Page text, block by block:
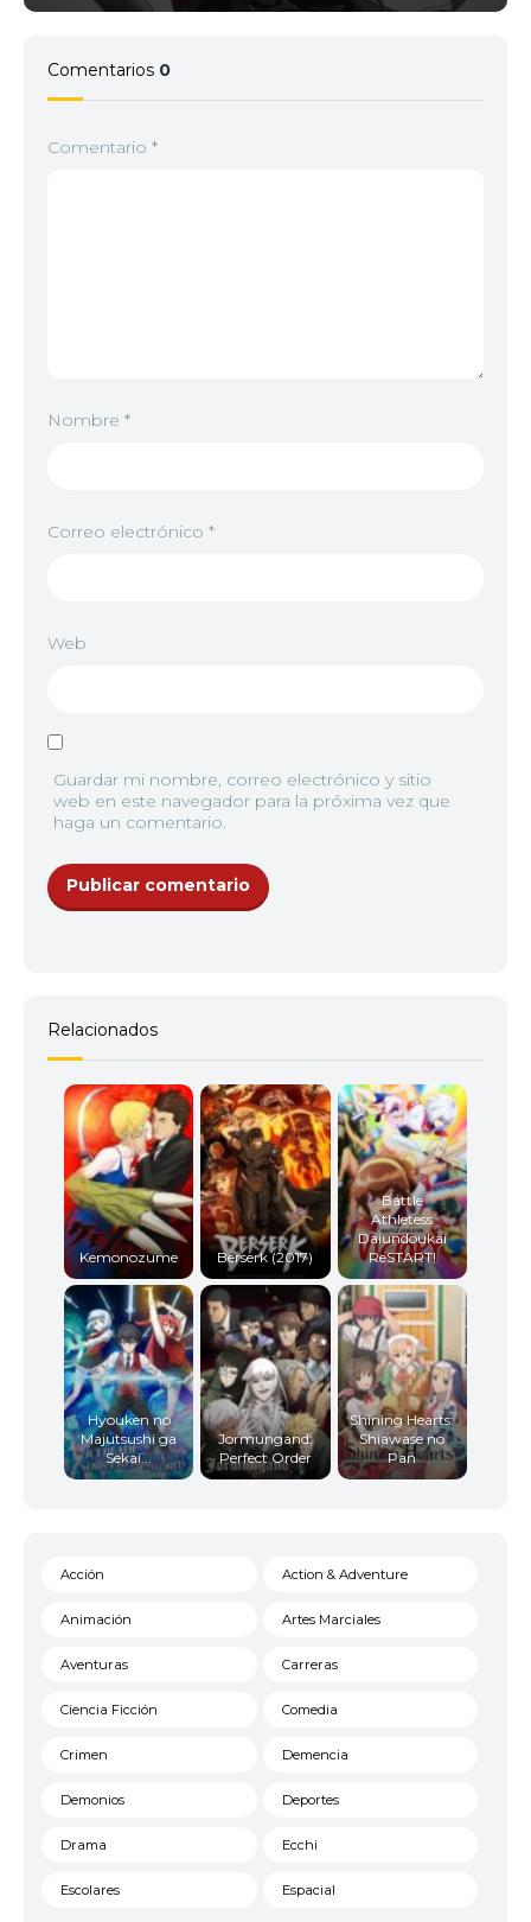
Comentarios 0
Comentario *
Nombre *
Correo electrónico *
Web
Guardar mi nombre, correo electrónico y sitio
web en este navegador para la próxima vez que
haga un comentario.
Relacionados
Kemonozume Berserk (2017)
Battle
Athletess
Daiundoukai
ReSTART!
Hyouken no
Majutsushi ga
Sekai...
Jormungand:
Perfect Order
Shining Hearts:
Shiawase no
Pan
Acción Action & Adventure
Animación Artes Marciales
Aventuras Carreras
Ciencia Ficción Comedia
Crimen Demencia
Demonios Deportes
Drama Ecchi
Escolares Espacial